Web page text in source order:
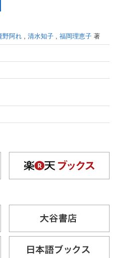
野阿れ ,清水知子 ,福岡理恵子 著